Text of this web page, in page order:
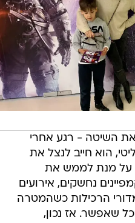
את השיטה - רגע אחרי
הוא חייב לנצל את
על מנת לממש את
נחשקים, אירועים
הרכילות כשהמטרה
שאפשר. אז נכון,